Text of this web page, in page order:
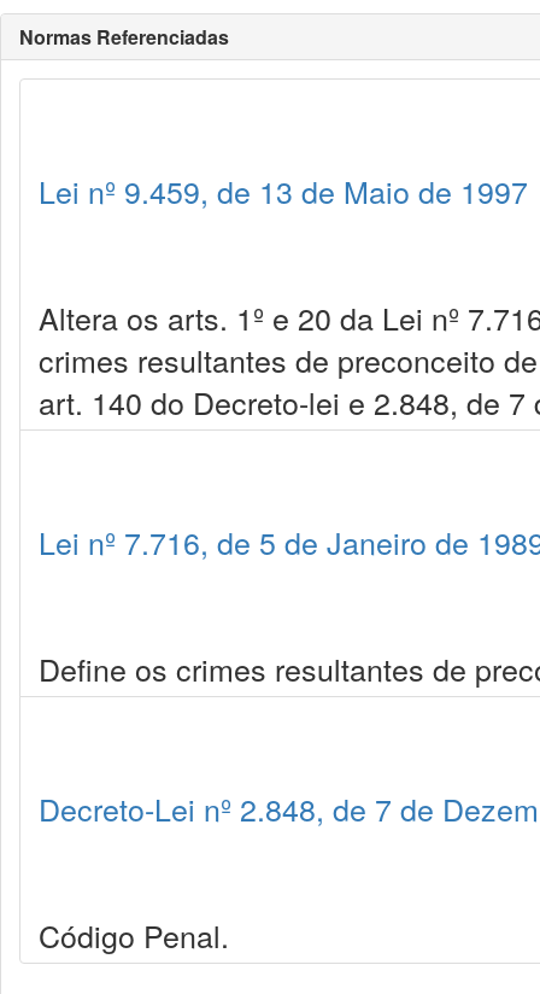
Normas Referenciadas
Lei nº 9.459, de 13 de Maio de 1997
Altera os arts. 1º e 20 da Lei nº
crimes resultantes de preconceito
art. 140 do Decreto-lei e 2.848, de
Lei nº 7.716, de 5 de Janeiro de
Define os crimes resultantes de
Decreto-Lei nº 2.848, de 7 de
Código Penal.